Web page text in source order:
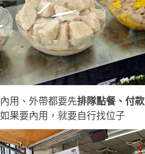
內用、外帶都要先排隊點餐、付款
如果要內用，就要自行找位子